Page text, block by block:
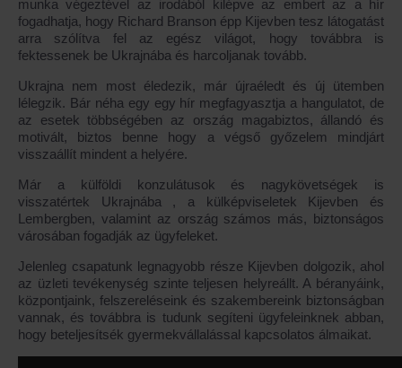
munka végeztével az irodából kilépve az embert az a hír
fogadhatja, hogy Richard Branson épp Kijevben tesz látogatást
arra szólítva fel az egész világot, hogy továbbra is
fektessenek be Ukrajnába és harcoljanak tovább.
Ukrajna nem most éledezik, már újraéledt és új ütemben
lélegzik. Bár néha egy egy hír megfagyasztja a hangulatot, de
az esetek többségében az ország magabiztos, állandó és
motivált, biztos benne hogy a végső győzelem mindjárt
visszaállít mindent a helyére.
Már a külföldi konzulátusok és nagykövetségek is
visszatértek Ukrajnába , a külképviseletek Kijevben és
Lembergben, valamint az ország számos más, biztonságos
városában fogadják az ügyfeleket.
Jelenleg csapatunk legnagyobb része Kijevben dolgozik, ahol
az üzleti tevékenység szinte teljesen helyreállt. A béranyáink,
központjaink, felszereléseink és szakembereink biztonságban
vannak, és továbbra is tudunk segíteni ügyfeleinknek abban,
hogy beteljesítsék gyermekvállalással kapcsolatos álmaikat.